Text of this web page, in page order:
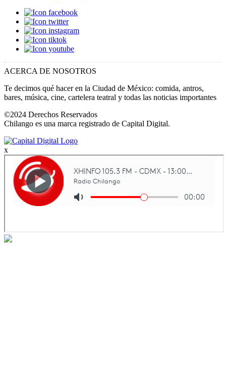
ACERCA DE NOSOTROS
Te decimos qué hacer en la Ciudad de México: comida, antros,
bares, música, cine, cartelera teatral y todas las noticias importantes
©2024 Derechos Reservados
Chilango es una marca registrado de Capital Digital.
x